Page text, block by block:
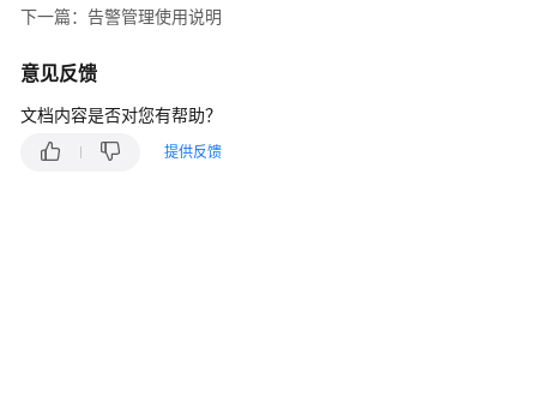
入
户
指
下一篇：告警管理使用说明
意见反馈
文档内容是否对您有帮助？
提供反馈